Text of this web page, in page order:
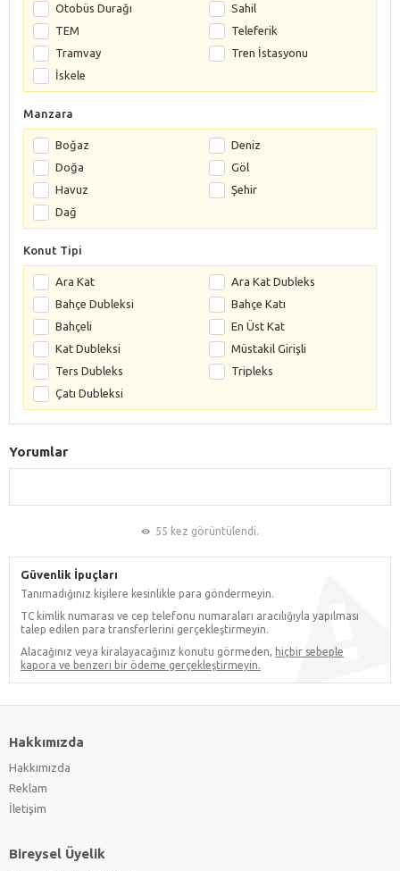
Otobüs Durağı
Sahil
TEM
Teleferik
Tramvay
Tren İstasyonu
İskele
Manzara
Boğaz
Deniz
Doğa
Göl
Havuz
Şehir
Dağ
Konut Tipi
Ara Kat
Ara Kat Dubleks
Bahçe Dubleksi
Bahçe Katı
Bahçeli
En Üst Kat
Kat Dubleksi
Müstakil Girişli
Ters Dubleks
Tripleks
Çatı Dubleksi
Yorumlar
55 kez görüntülendi.
Güvenlik İpuçları
Tanımadığınız kişilere kesinlikle para göndermeyin.
TC kimlik numarası ve cep telefonu numaraları aracılığıyla yapılması
talep edilen para transferlerini gerçekleştirmeyin.
Alacağınız veya kiralayacağınız konutu görmeden, hiçbir sebeple
kapora ve benzeri bir ödeme gerçekleştirmeyin.
Hakkımızda
Hakkımızda
Reklam
İletişim
Bireysel Üyelik